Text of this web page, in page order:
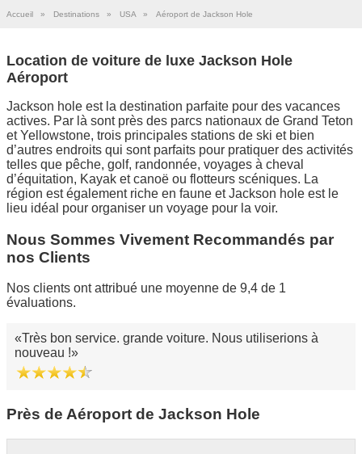
Accueil » Destinations » USA » Aéroport de Jackson Hole
Location de voiture de luxe Jackson Hole
Aéroport
Jackson hole est la destination parfaite pour des vacances
actives. Par là sont près des parcs nationaux de Grand Teton
et Yellowstone, trois principales stations de ski et bien
d’autres endroits qui sont parfaits pour pratiquer des activités
telles que pêche, golf, randonnée, voyages à cheval
d’équitation, Kayak et canoë ou flotteurs scéniques. La
région est également riche en faune et Jackson hole est le
lieu idéal pour organiser un voyage pour la voir.
Nous Sommes Vivement Recommandés par
nos Clients
Nos clients ont attribué une moyenne de 9,4 de 1
évaluations.
Très bon service. grande voiture. Nous utiliserions à
nouveau !
Près de Aéroport de Jackson Hole